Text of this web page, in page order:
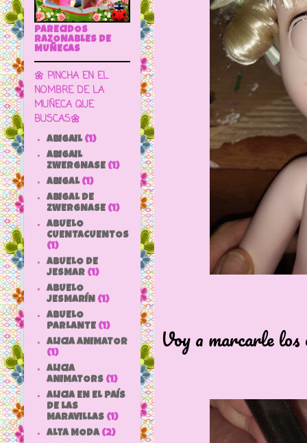
Voy a marcarle
PARECIDOS
RAZONABLES DE
MUÑECAS
🌼 PINCHA EN EL
NOMBRE DE LA
MUÑECA QUE
BUSCAS🌼
ABIGAIL (1)
ABIGAIL
ZWERGNASE (1)
ABIGAL (1)
ABIGAL DE
ZWERGNASE (1)
ABUELO
CUENTACUENTOS
(1)
ABUELO DE
JESMAR (1)
ABUELO
JESMARÍN (1)
ABUELO
PARLANTE (1)
ALICIA ANIMATOR
(1)
ALICIA
ANIMATORS (1)
ALICIA EN EL PAÍS
DE LAS
MARAVILLAS (1)
ALTA MODA (2)